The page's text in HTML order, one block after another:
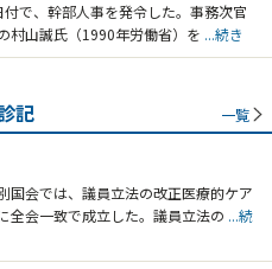
で、幹部人事を発令した。事務次官
村山誠氏（1990年労働省）を ...続き
記 一覧
国会では、議員立法の改正医療的ケア
全会一致で成立した。議員立法の ...続